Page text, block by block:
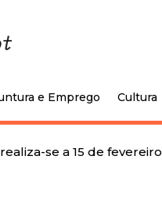
e Emprego Cultura
se a 15 de